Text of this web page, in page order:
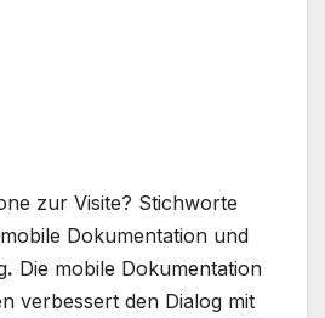
zur Visite? Stichworte
Dokumentation und
. Die mobile Dokumentation
verbessert den Dialog mit